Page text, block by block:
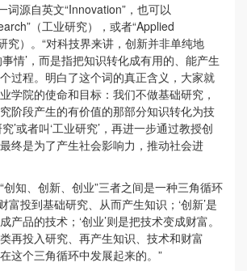
词源自英文“Innovation”，也可以
（工业研究），或者“Applied
究）。“对科技界来讲，创新并非单纯地
情’，而是指把知识转化成有用的、能产生
过程。明白了这个词的真正含义，大家就
学院的使命和目标：我们不做基础研究，
阶段产生的有价值的那部分知识转化为技
’或者叫‘工业研究’，再进一步通过教授创
终是为了产生社会影响力，推动社会进
创知、创新、创业”三者之间是一种三角循环
富投到基础研究、从而产生知识；‘创新’是
产品的技术；‘创业’则是把技术变成财富。
再投入研究、再产生知识、技术和财富
个三角循环中发展起来的。”